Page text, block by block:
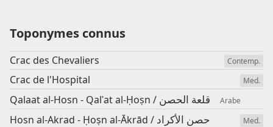
Toponymes connus
Crac des Chevaliers Contemp.
Crac de l'Hospital Med.
Qalaat al-Hosn - Qalʿat al-Ḥoṣn / قلعة الحصن Arabe
Hosn al-Akrad - Ḥoṣn al-Ākrād / حصن الأكراد Med.